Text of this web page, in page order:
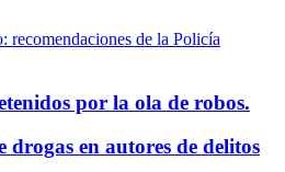
por la ola de robos.
drogas en autores de delitos